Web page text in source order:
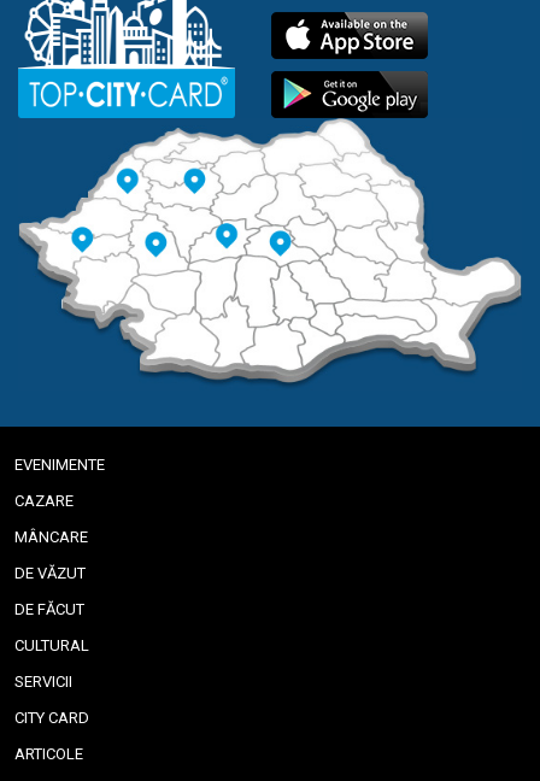
EVENIMENTE
CAZARE
MÂNCARE
DE VĂZUT
DE FĂCUT
CULTURAL
SERVICII
CITY CARD
ARTICOLE